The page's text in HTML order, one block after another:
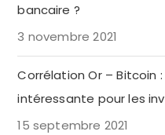
bancaire ?
3 novembre 2021
Corrélation Or – Bitcoin
intéressante pour les
15 septembre 2021